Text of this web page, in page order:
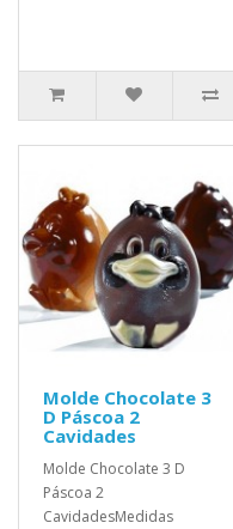
Molde Chocolate 3
D Páscoa 2
Cavidades
Molde Chocolate 3 D
Páscoa 2
CavidadesMedidas